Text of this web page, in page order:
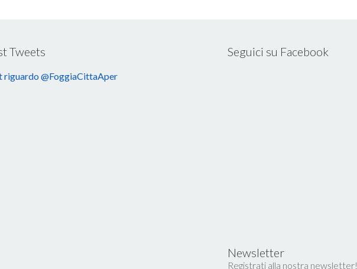
Tweets
riguardo @FoggiaCittaAper
Seguici su Facebook
Newsletter
Registrati alla nostra newsletter!